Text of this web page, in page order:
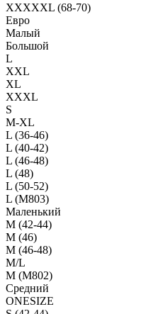
XXXXXL (68-70)
Евро
Малый
Большой
L
XXL
XL
XXXL
S
M-XL
L (36-46)
L (40-42)
L (46-48)
L (48)
L (50-52)
L (M803)
Маленький
М (42-44)
M (46)
M (46-48)
M/L
M (M802)
Средний
ONESIZE